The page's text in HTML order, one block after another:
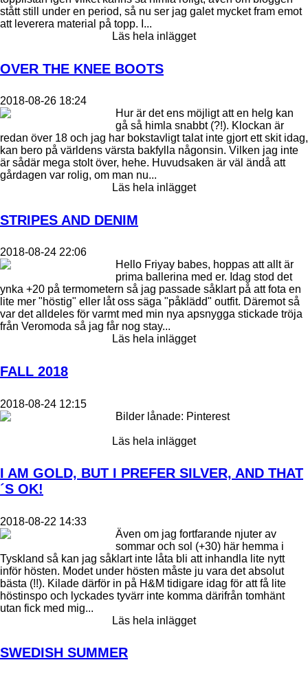
stått still under en period, så nu ser jag galet mycket fram emot
att leverera material på topp. I...
Läs hela inlägget
OVER THE KNEE BOOTS
2018-08-26 18:24
Hur är det ens möjligt att en helg kan
gå så himla snabbt (?!). Klockan är
redan över 18 och jag har bokstavligt talat inte gjort ett skit idag,
kan bero på världens värsta bakfylla någonsin. Vilken jag inte
är sådär mega stolt över, hehe. Huvudsaken är väl ändå att
gårdagen var rolig, om man nu...
Läs hela inlägget
STRIPES AND DENIM
2018-08-24 22:06
Hello Friyay babes, hoppas att allt är
prima ballerina med er. Idag stod det
ynka +20 på termometern så jag passade såklart på att fota en
lite mer "höstig" eller låt oss säga "påklädd" outfit. Däremot så
var det alldeles för varmt med min nya apsnygga stickade tröja
från Veromoda så jag får nog stay...
Läs hela inlägget
FALL 2018
2018-08-24 12:15
Bilder lånade: Pinterest
Läs hela inlägget
I AM GOLD, BUT I PREFER SILVER, AND THAT
´S OK!
2018-08-22 14:33
Även om jag fortfarande njuter av
sommar och sol (+30) här hemma i
Tyskland så kan jag såklart inte låta bli att inhandla lite nytt
inför hösten. Modet under hösten måste ju vara det absolut
bästa (!!). Kilade därför in på H&M tidigare idag för att få lite
höstinspo och lyckades tyvärr inte komma därifrån tomhänt
utan fick med mig...
Läs hela inlägget
SWEDISH SUMMER